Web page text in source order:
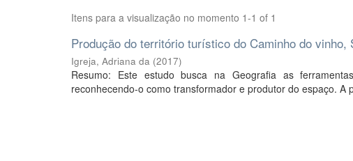
Itens para a visualização no momento 1-1 of 1
Produção do território turístico do Caminho do vinho,
Igreja, Adriana da (2017)
Resumo: Este estudo busca na Geografia as
reconhecendo-o como transformador e produtor do espaço.